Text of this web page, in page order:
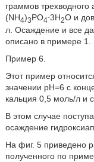
граммов
(NH4)3РО4⋅3Н2О и
л. Осаждение и все
описано в примере 1.
Пример 6.
Этот пример
значении рН=6 с
кальция 0,5 моль/л и
В этом случае
осаждение
На фиг. 5 приведено
полученного по